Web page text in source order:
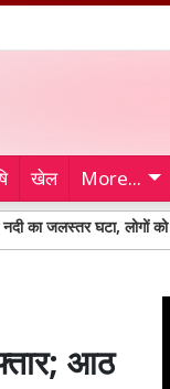
खेल More...
लोगों को मिली राहत
आठ